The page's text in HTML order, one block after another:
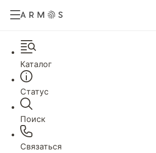
Каталог
Статус
Поиск
Связаться